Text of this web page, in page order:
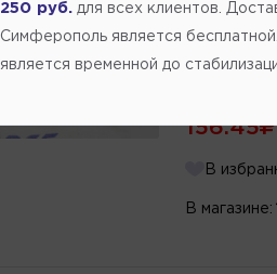
Датчик
Артикул
156.45
В
В магазине:
250 руб. для всех клиентов.
Симферополь является
является временной до